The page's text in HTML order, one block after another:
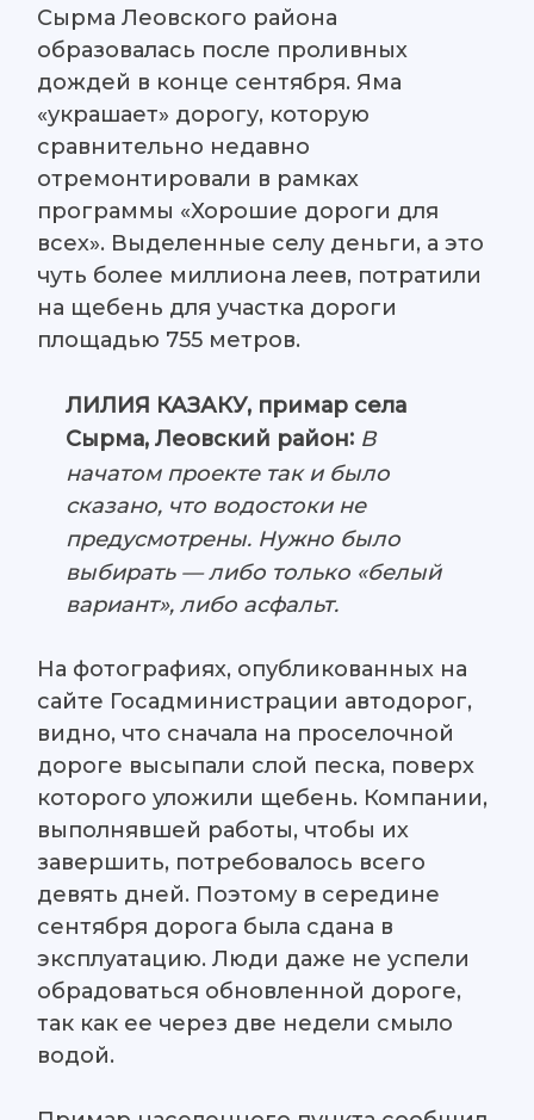
Сырма Леовского района
образовалась после проливных
дождей в конце сентября. Яма
«украшает» дорогу, которую
сравнительно недавно
отремонтировали в рамках
программы «Хорошие дороги для
всех». Выделенные селу деньги, а это
чуть более миллиона леев, потратили
на щебень для участка дороги
площадью 755 метров.
ЛИЛИЯ КАЗАКУ, примар села
Сырма, Леовский район: В
начатом проекте так и было
сказано, что водостоки не
предусмотрены. Нужно было
выбирать — либо только «белый
вариант», либо асфальт.
На фотографиях, опубликованных на
сайте Госадминистрации автодорог,
видно, что сначала на проселочной
дороге высыпали слой песка, поверх
которого уложили щебень. Компании,
выполнявшей работы, чтобы их
завершить, потребовалось всего
девять дней. Поэтому в середине
сентября дорога была сдана в
эксплуатацию. Люди даже не успели
обрадоваться обновленной дороге,
так как ее через две недели смыло
водой.